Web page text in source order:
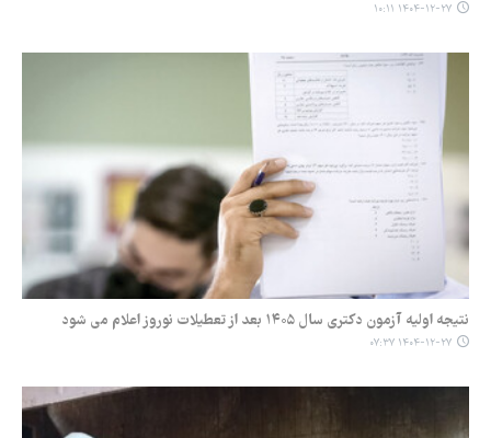
۱۴۰۴-۱۲-۲۷ ۱۰:۱۱
نتیجه اولیه آزمون دکتری سال ۱۴۰۵ بعد از تعطیلات نوروز اعلام می شود
۱۴۰۴-۱۲-۲۷ ۰۷:۳۷